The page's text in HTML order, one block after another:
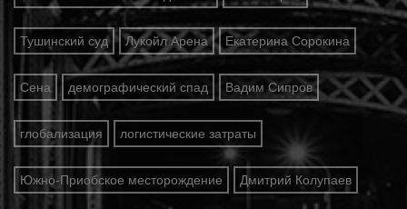
Тушинский суд Лукойл Арена Екатерина Сорокина
Сена демографический спад Вадим Сипров
глобализация логистические затраты
Южно-Приобское месторождение Дмитрий Колупаев